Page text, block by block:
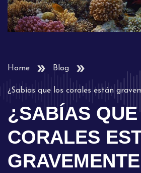
Home Blog
¿Sabías que los corales están
¿SABÍAS
CORALES
GRAVEMENTE